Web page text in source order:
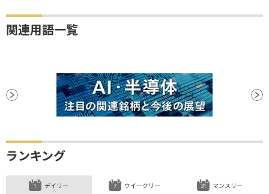
関連用語一覧
ランキング
デイリー ウイークリー マンスリー